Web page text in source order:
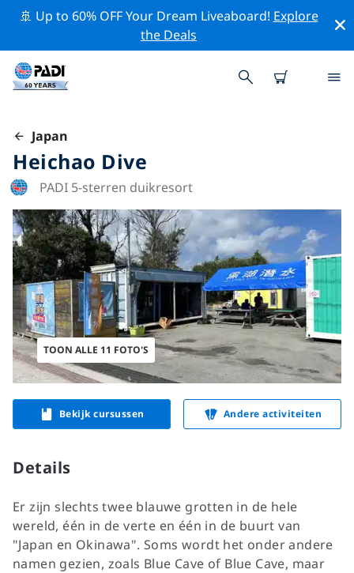
🚢 Up to 60% OFF Your Dream Liveaboard! Explore
the Deals
Japan
Heichao Dive
PADI 5-sterren duikresort
TOON ALLE 11 FOTO'S
Bekijk cursussen Andere activiteiten
Details
Er zijn slechts twee blauwe grotten in de hele
wereld, één in de verte en één in de buurt van
"Japan en Okinawa". Soms wordt het onder andere
namen gezien, zoals Blue Cave of Blue Cave, maar